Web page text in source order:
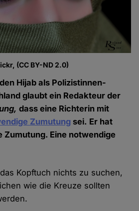
(CC BY-ND 2.0)
Hijab als Polizistinnen-
glaubt ein Redakteur der
dass eine Richterin mit
Zumutung sei. Er hat
Zumutung. Eine notwendige
Kopftuch nichts zu suchen,
wie die Kreuze sollten